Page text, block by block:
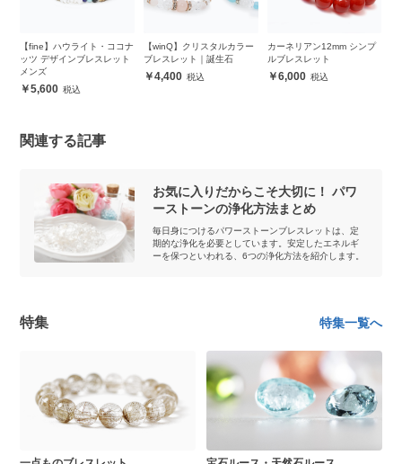
【fine】ハウライト・ココナ
ッツ デザインブレスレット
メンズ
5,600
【winQ】クリスタルカラー
ブレスレット｜誕生石
4,400
カーネリアン12mm シンプ
ルブレスレット
6,000
関連する記事
お気に入りだからこそ大切に！ パワ
ーストーンの浄化方法まとめ
毎日身につけるパワーストーンブレスレットは、定
期的な浄化を必要としています。安定したエネルギ
ーを保つといわれる、6つの浄化方法を紹介します。
特集 特集一覧へ